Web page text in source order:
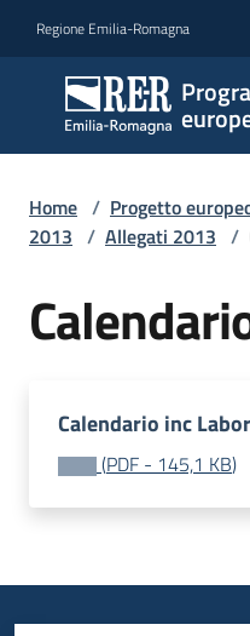
Regione Emilia-Romagna
Home / Progetto
2013 / Allegati 2013 /
Calendario inc
(PDF - 145,1 KB)